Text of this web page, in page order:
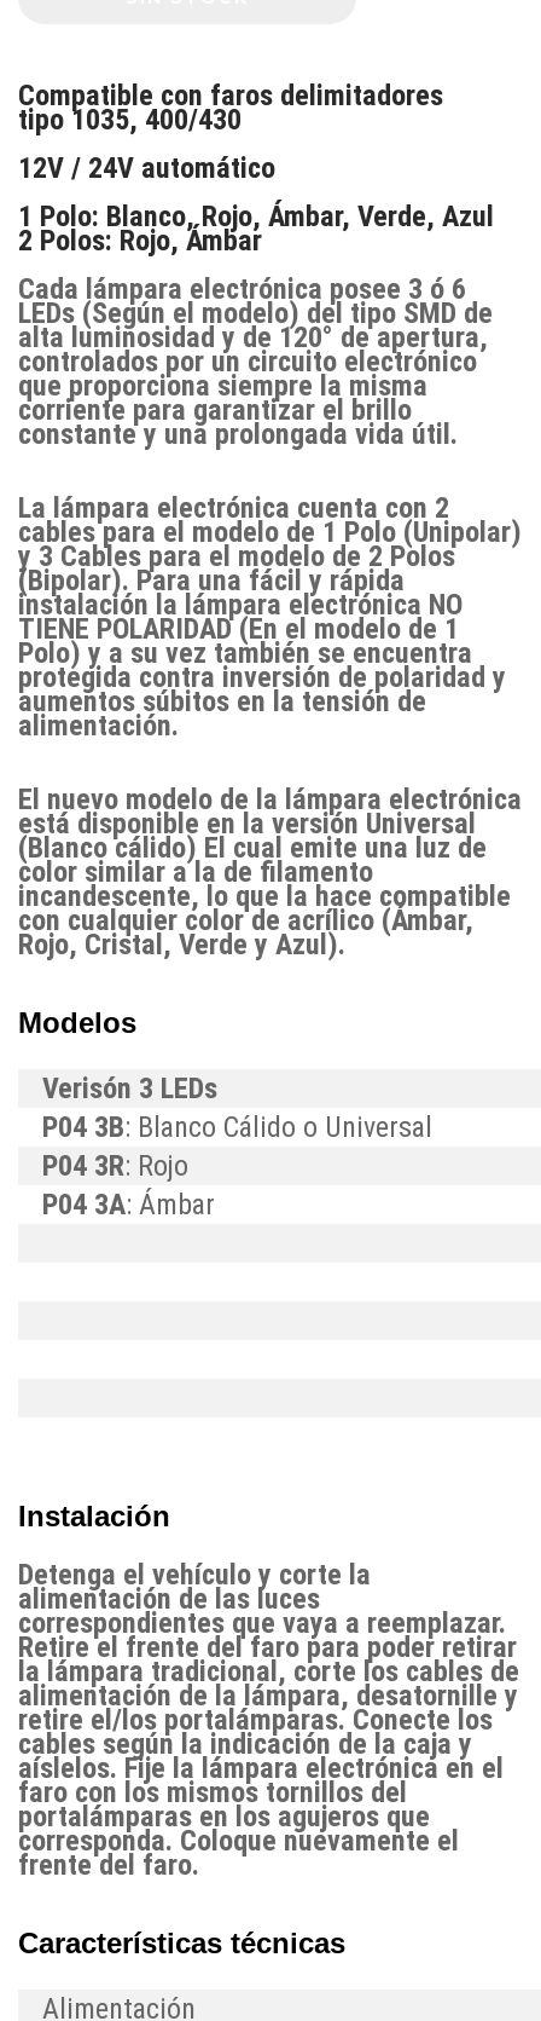
Compatible con faros delimitadores
tipo 1035, 400/430
12V / 24V automático
1 Polo: Blanco, Rojo, Ámbar, Verde, Azul
2 Polos: Rojo, Ámbar
Cada lámpara electrónica posee 3 ó 6
LEDs (Según el modelo) del tipo SMD de
alta luminosidad y de 120° de apertura,
controlados por un circuito electrónico
que proporciona siempre la misma
corriente para garantizar el brillo
constante y una prolongada vida útil.
La lámpara electrónica cuenta con 2
cables para el modelo de 1 Polo (Unipolar)
y 3 Cables para el modelo de 2 Polos
(Bipolar). Para una fácil y rápida
instalación la lámpara electrónica NO
TIENE POLARIDAD (En el modelo de 1
Polo) y a su vez también se encuentra
protegida contra inversión de polaridad y
aumentos súbitos en la tensión de
alimentación.
El nuevo modelo de la lámpara electrónica
está disponible en la versión Universal
(Blanco cálido) El cual emite una luz de
color similar a la de filamento
incandescente, lo que la hace compatible
con cualquier color de acrílico (Ámbar,
Rojo, Cristal, Verde y Azul).
Modelos
Verisón 3 LEDs
P04 3B: Blanco Cálido o Universal
P04 3R: Rojo
P04 3A: Ámbar
Instalación
Detenga el vehículo y corte la
alimentación de las luces
correspondientes que vaya a reemplazar.
Retire el frente del faro para poder retirar
la lámpara tradicional, corte los cables de
alimentación de la lámpara, desatornille y
retire el/los portalámparas. Conecte los
cables según la indicación de la caja y
aíslelos. Fije la lámpara electrónica en el
faro con los mismos tornillos del
portalámparas en los agujeros que
corresponda. Coloque nuevamente el
frente del faro.
Características técnicas
Alimentación